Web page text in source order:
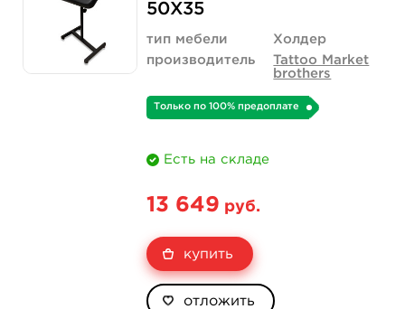
50X35
тип мебели
Холдер
производитель
Tattoo Market
brothers
Только по 100% предоплате
Есть на складе
13 649 руб.
купить
отложить